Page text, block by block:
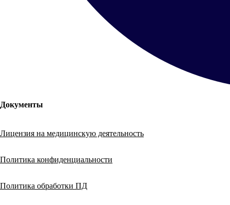
Документы
Лицензия на медицинскую деятельность
Политика конфиденциальности
Политика обработки ПД